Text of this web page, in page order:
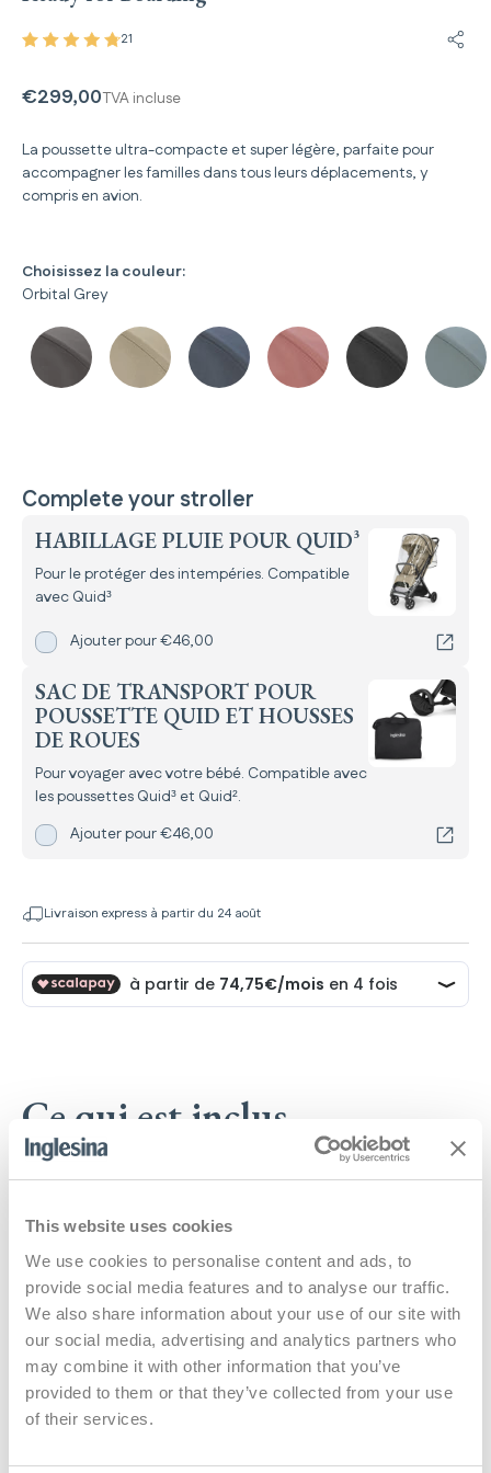
This website uses cookies
We use cookies to personalise content and ads, to
provide social media features and to analyse our traffic.
We also share information about your use of our site with
our social media, advertising and analytics partners who
may combine it with other information that you’ve
provided to them or that they’ve collected from your use
of their services.
21
€299,00TVA incluse
La poussette ultra-compacte et super légère, parfaite pour
accompagner les familles dans tous leurs déplacements, y
compris en avion.
Choisissez la couleur:
Orbital Grey
Complete your stroller
HABILLAGE PLUIE POUR QUID³
Pour le protéger des intempéries. Compatible
avec Quid³
AjouterHabillage pluie pour Quid³
Ajouter pour€46,00
SAC DE TRANSPORT POUR
POUSSETTE QUID ET HOUSSES
DE ROUES
Pour voyager avec votre bébé. Compatible avec
les poussettes Quid³ et Quid².
AjouterSac de transport pour poussette Quid et Housses
Ajouter pour€46,00
Livraison express à partir du 24 août
Ce qui est inclus
Guidon
Panier porte objets